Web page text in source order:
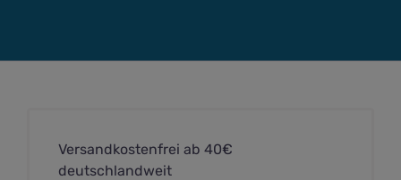
Versandkostenfrei ab 40€
deutschlandweit